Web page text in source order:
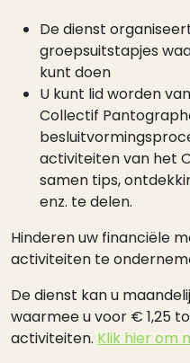
De dienst
groepsuitstapjes
kunt doen
U kunt lid worden
Collectif
activiteiten van het
samen tips,
enz. te delen.
Hinderen uw financiële
activiteiten te
De dienst kan u
waarmee u voor € 1,25
activiteiten. Klik hier om